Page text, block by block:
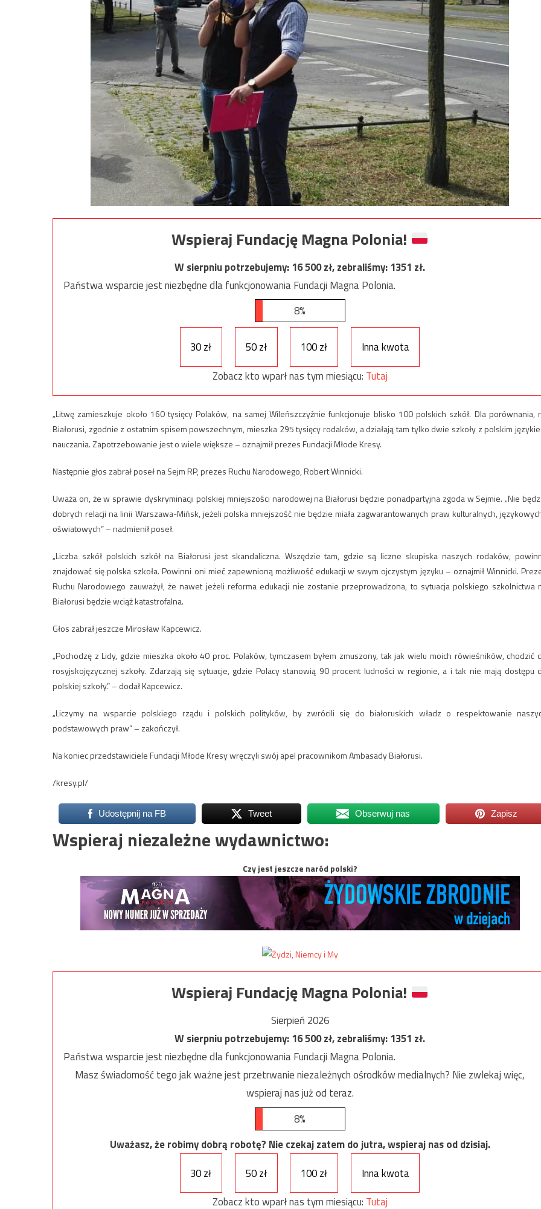
Wspieraj Fundację Magna Polonia!
W sierpniu potrzebujemy:16 500zł, zebraliśmy:1351 zł.
Państwa wsparcie jest niezbędne dla funkcjonowania Fundacji Magna Polonia.
8%
30 zł 50 zł 100 zł
Inna kwota
Zobacz kto wparł nas tym miesiącu: Tutaj
„Litwę zamieszkuje około 160 tysięcy Polaków, na samej Wileńszczyźnie funkcjonuje blisko 100 polskich szkół. Dla porównania,
Białorusi, zgodnie z ostatnim spisem powszechnym, mieszka 295 tysięcy rodaków, a działają tam tylko dwie szkoły z polskim
nauczania. Zapotrzebowanie jest o wiele większe – oznajmił prezes Fundacji Młode Kresy.
Następnie głos zabrał poseł na Sejm RP, prezes Ruchu Narodowego, Robert Winnicki.
Uważa on, że w sprawie dyskryminacji polskiej mniejszości narodowej na Białorusi będzie ponadpartyjna zgoda w Sejmie. „Nie
dobrych relacji na linii Warszawa-Mińsk, jeżeli polska mniejszość nie będzie miała zagwarantowanych praw kulturalnych,
oświatowych” – nadmienił poseł.
„Liczba szkół polskich szkół na Białorusi jest skandaliczna. Wszędzie tam, gdzie są liczne skupiska naszych rodaków,
znajdować się polska szkoła. Powinni oni mieć zapewnioną możliwość edukacji w swym ojczystym języku – oznajmił Winnicki.
Ruchu Narodowego zauważył, że nawet jeżeli reforma edukacji nie zostanie przeprowadzona, to sytuacja polskiego szkolnictwa
Białorusi będzie wciąż katastrofalna.
Głos zabrał jeszcze Mirosław Kapcewicz.
„Pochodzę z Lidy, gdzie mieszka około 40 proc. Polaków, tymczasem byłem zmuszony, tak jak wielu moich rówieśników, chodzić
rosyjskojęzycznej szkoły. Zdarzają się sytuacje, gdzie Polacy stanowią 90 procent ludności w regionie, a i tak nie mają dostępu
polskiej szkoły.” – dodał Kapcewicz.
„Liczymy na wsparcie polskiego rządu i polskich polityków, by zwrócili się do białoruskich władz o respektowanie
podstawowych praw” – zakończył.
Na koniec przedstawiciele Fundacji Młode Kresy wręczyli swój apel pracownikom Ambasady Białorusi.
/kresy.pl/
Udostępnij na FB Tweet Obserwuj nas Zapisz
Wspieraj niezależne wydawnictwo:
Czy jest jeszcze naród polski?
Wspieraj Fundację Magna Polonia!
Sierpień 2026
W sierpniu potrzebujemy:16 500zł, zebraliśmy:1351 zł.
Państwa wsparcie jest niezbędne dla funkcjonowania Fundacji Magna Polonia.
Masz świadomość tego jak ważne jest przetrwanie niezależnych ośrodków medialnych? Nie zwlekaj więc,
wspieraj nas już od teraz.
8%
Uważasz, że robimy dobrą robotę? Nie czekaj zatem do jutra, wspieraj nas od dzisiaj.
30 zł
50 zł 100 zł
Inna kwota
Zobacz kto wparł nas tym miesiącu: Tutaj